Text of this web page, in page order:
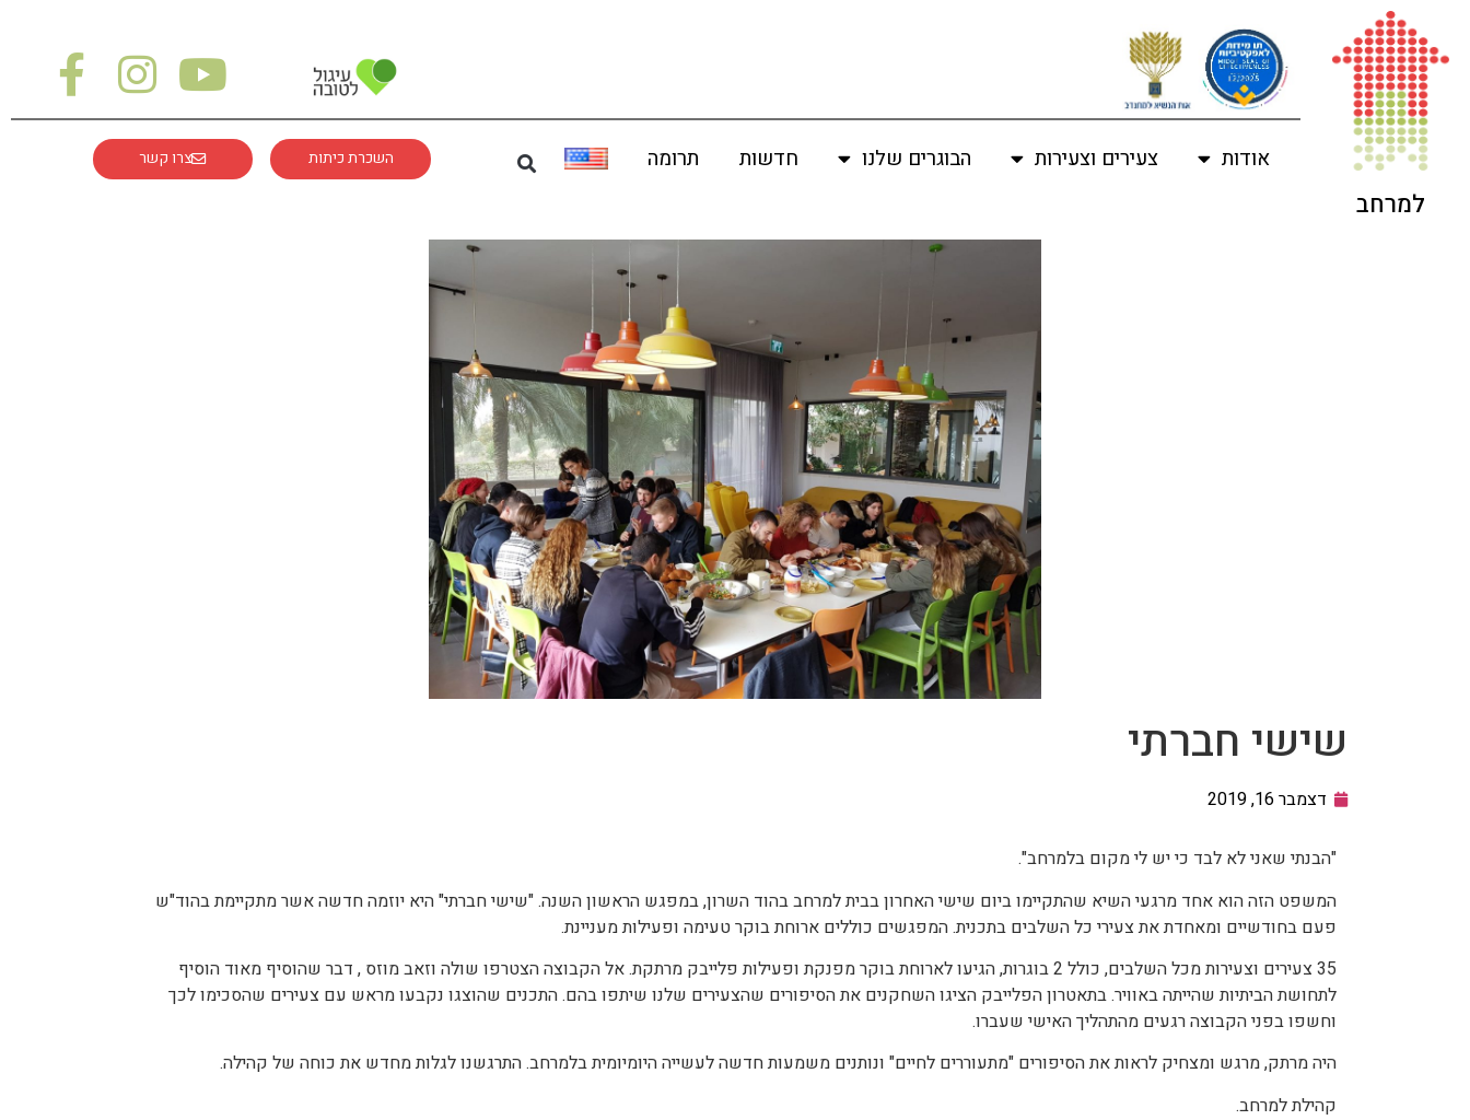
למרחב
אודות צעירים וצעירות הבוגרים שלנו חדשות תרומה השכרת כיתות צרו קשר
שישי חברתי
דצמבר 16, 2019
"הבנתי שאני לא לבד כי יש לי מקום בלמרחב".
המשפט הזה הוא אחד מרגעי השיא שהתקיימו ביום שישי האחרון בבית למרחב בהוד השרון, במפגש הראשון השנה. "שישי חברתי" היא יוזמה חדשה אשר מתקיימת בהוד"ש
פעם בחודשיים ומאחדת את צעירי כל השלבים בתכנית. המפגשים כוללים ארוחת בוקר טעימה ופעילות מעניינת.
35 צעירים וצעירות מכל השלבים, כולל 2 בוגרות, הגיעו לארוחת בוקר מפנקת ופעילות פלייבק מרתקת. אל הקבוצה הצטרפו שולה וזאב מוזס , דבר שהוסיף מאוד הוסיף
לתחושת הביתיות שהייתה באוויר. בתאטרון הפלייבק הציגו השחקנים את הסיפורים שהצעירים שלנו שיתפו בהם. התכנים שהוצגו נקבעו מראש עם צעירים שהסכימו לכך
וחשפו בפני הקבוצה רגעים מהתהליך האישי שעברו.
היה מרתק, מרגש ומצחיק לראות את הסיפורים "מתעוררים לחיים" ונותנים משמעות חדשה לעשייה היומיומית בלמרחב. התרגשנו לגלות מחדש את כוחה של קהילה.
קהילת למרחב.